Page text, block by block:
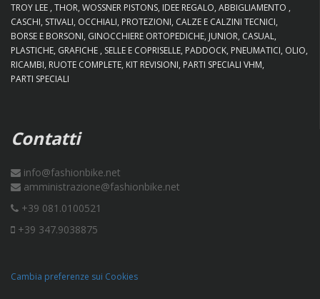
TROY LEE THOR WOSSNER PISTONS IDEE REGALO ABBIGLIAMENTO
CASCHI STIVALI OCCHIALI PROTEZIONI CALZE E CALZINI TECNICI
BORSE E BORSONI GINOCCHIERE ORTOPEDICHE JUNIOR CASUAL
PLASTICHE GRAFICHE SELLE E COPRISELLE PADDOCK PNEUMATICI OLIO
RICAMBI RUOTE COMPLETE KIT REVISIONI PARTI SPECIALI VHM
PARTI SPECIALI
Contatti
info@fashionbike.net
amministrazione@fashionbike.net
+39 081.0100521
+39 347.9038875
Cambia preferenze sui Cookies